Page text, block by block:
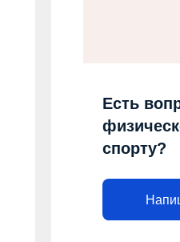
Есть
спорту?